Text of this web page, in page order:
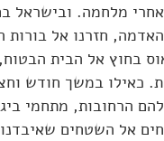
מלחמה. ובישראל
חזרנו אל
בחוץ אל הבית
כאילו במשך חודש
הרחובות, מתחמי ביג
אל השטחים